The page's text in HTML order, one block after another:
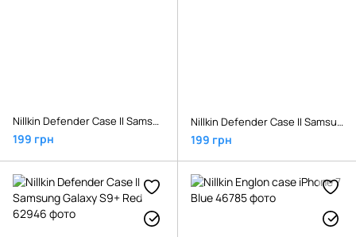
Nillkin Defender Case II Samsung Galaxy S9+ Green
199 грн
Nillkin Defender Case II Samsung Galaxy S9+ Orange
199 грн